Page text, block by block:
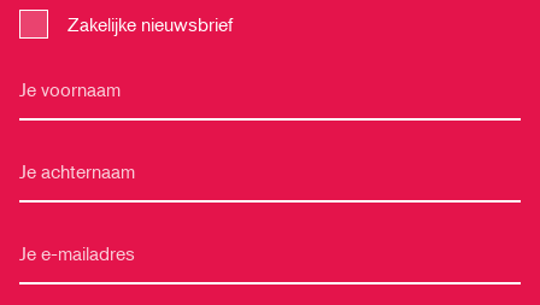
Zakelijke nieuwsbrief